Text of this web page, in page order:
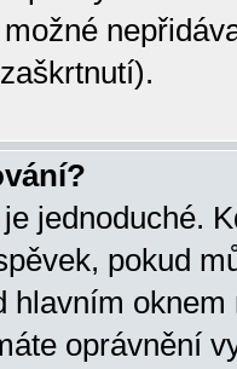
jednoduché.
pokud
hlavním oknem
oprávnění